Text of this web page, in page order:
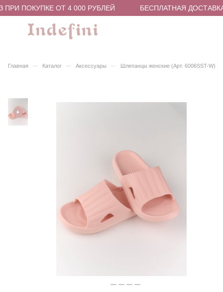
ПОКУПКЕ ОТ 4 000 РУБЛЕЙ БЕСПЛАТНАЯ
Главная – Каталог – Аксессуары – Шлепанцы женские (Арт. 6006SST-W)